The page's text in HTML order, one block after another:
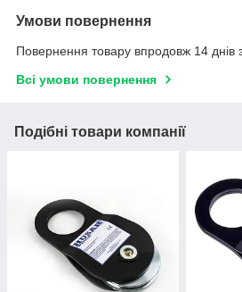
Умови повернення
Повернення товару впродовж 14 днів
Всі умови повернення
Подібні товари компанії